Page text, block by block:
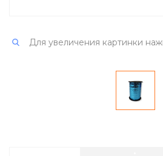
Для увеличения картинки